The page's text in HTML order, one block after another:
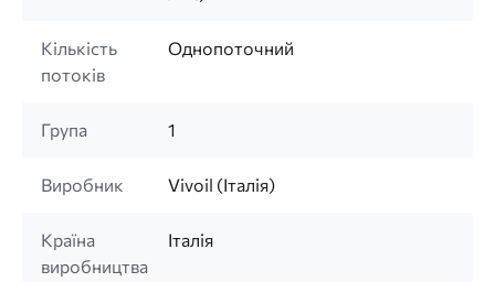
Кількість
потоків
Однопоточний
Група 1
Виробник Vivoil (Італія)
Країна
виробництва
Італія